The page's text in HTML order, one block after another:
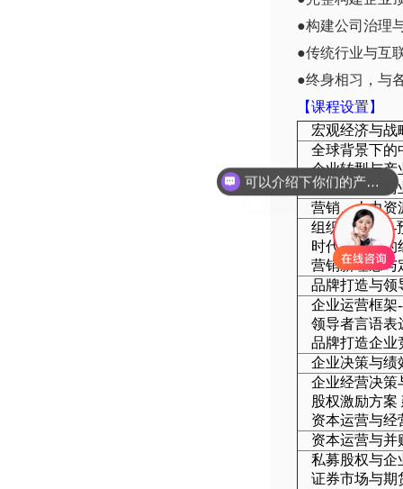
●构建公司治理
●传统行业与互
●终身相习，与
【课程设置】
宏观经济与战
全球背景下的
企业转型与产
信息社会与商
营销、人力资
组织行为学---
时代背景下的
营销新理念与
品牌打造与领
企业运营框架
领导者言语表
品牌打造企业
企业决策与绩
企业经营决策
股权激励方案
资本运营与经
资本运营与并
私募股权与企
证券市场与期
可以介绍下你们的产品么
你们是怎么收费的呢